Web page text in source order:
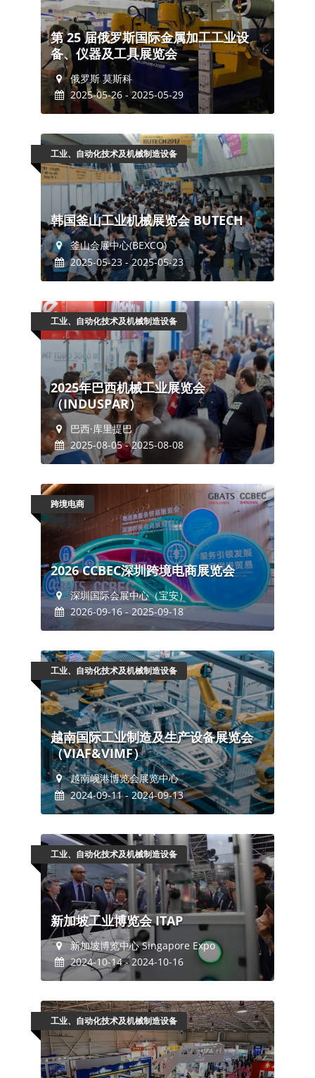
第 25 届俄罗斯国际金属加工工业设
备、仪器及工具展览会
俄罗斯 莫斯科
2025-05-26 - 2025-05-29
工业、自动化技术及机械制造设备
韩国釜山工业机械展览会 BUTECH
釜山会展中心(BEXCO)
2025-05-23 - 2025-05-23
工业、自动化技术及机械制造设备
2025年巴西机械工业展览会
（INDUSPAR）
巴西·库里提巴
2025-08-05 - 2025-08-08
跨境电商
2026 CCBEC深圳跨境电商展览会
深圳国际会展中心（宝安）
2026-09-16 - 2025-09-18
工业、自动化技术及机械制造设备
越南国际工业制造及生产设备展览会
（VIAF&VIMF）
越南岘港博览会展览中心
2024-09-11 - 2024-09-13
工业、自动化技术及机械制造设备
新加坡工业博览会 ITAP
新加坡博览中心 Singapore Expo
2024-10-14 - 2024-10-16
工业、自动化技术及机械制造设备